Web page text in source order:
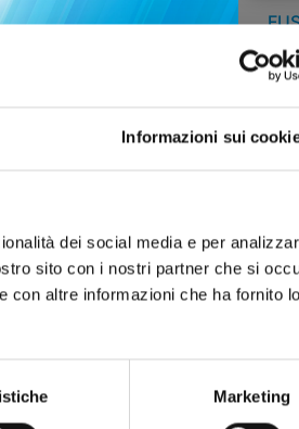
Informazioni sui
dei social media e per
sito con i nostri partner che si
con altre informazioni che ha fornito
Marketing
YUUGI n. 4